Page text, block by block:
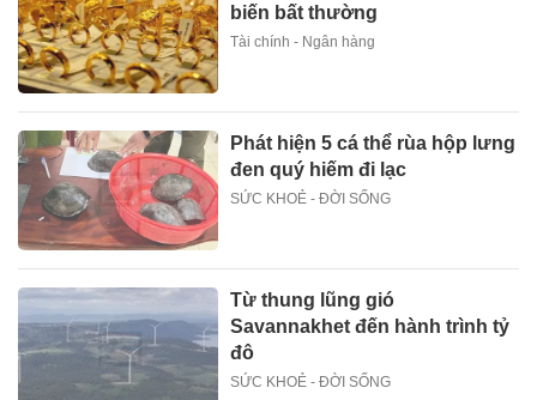
biến bất thường
Tài chính - Ngân hàng
Phát hiện 5 cá thể rùa hộp lưng
đen quý hiếm đi lạc
SỨC KHOẺ - ĐỜI SỐNG
Từ thung lũng gió
Savannakhet đến hành trình tỷ
đô
SỨC KHOẺ - ĐỜI SỐNG